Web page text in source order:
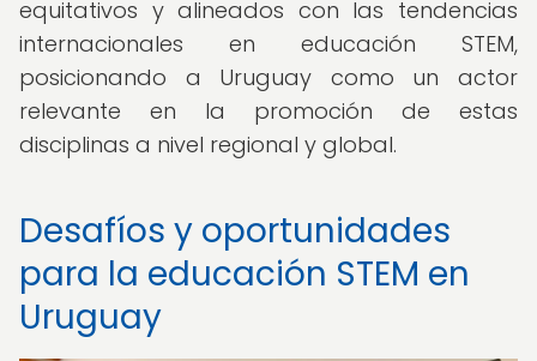
equitativos y alineados con las tendencias
internacionales en educación STEM,
posicionando a Uruguay como un actor
relevante en la promoción de estas
disciplinas a nivel regional y global.
Desafíos y oportunidades
para la educación STEM en
Uruguay